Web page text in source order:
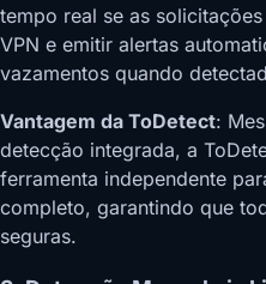
tempo real se as
VPN e emitir alertas
vazamentos quando
Vantagem da ToDetect:
detecção integrada, a
ferramenta independente
completo, garantindo que
seguras.